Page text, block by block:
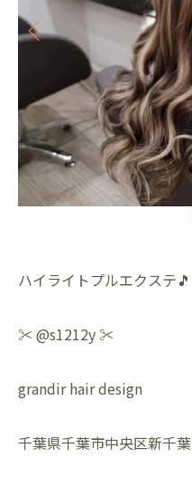
ハイライトプルエクステ🎵
✂️ @s1212y ✂️
grandir hair design
千葉県千葉市中央区新千